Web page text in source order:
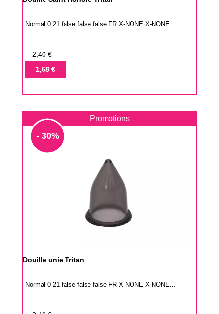
Normal 0 21 false false false FR X-NONE X-NONE...
Prix
base
2,40 €
Prix1,68 €
Promotions
- 30%
Douille unie Tritan
Normal 0 21 false false false FR X-NONE X-NONE...